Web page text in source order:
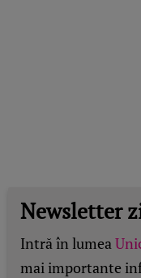
Newsletter
Intră în lumea
mai importante